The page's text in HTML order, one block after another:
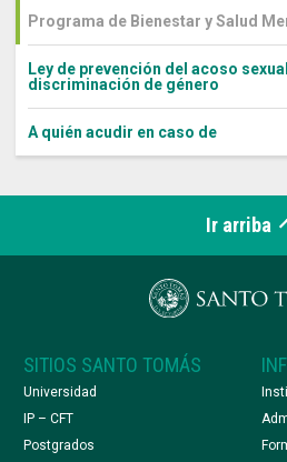
Programa de Bienestar y Salud
Ley de prevención del acoso
discriminación de género
A quién acudir en caso de
Ir arriba
SITIOS SANTO TOMÁS
Universidad
IP – CFT
Postgrados